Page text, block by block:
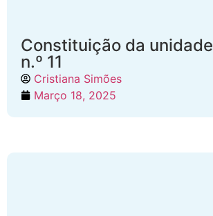
Constituição da
n.º 11
Cristiana Simões
Março 18, 2025